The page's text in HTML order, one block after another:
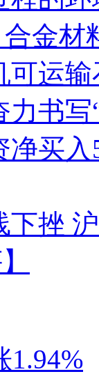
金材
可运
力书
买入
下挫
1.94%